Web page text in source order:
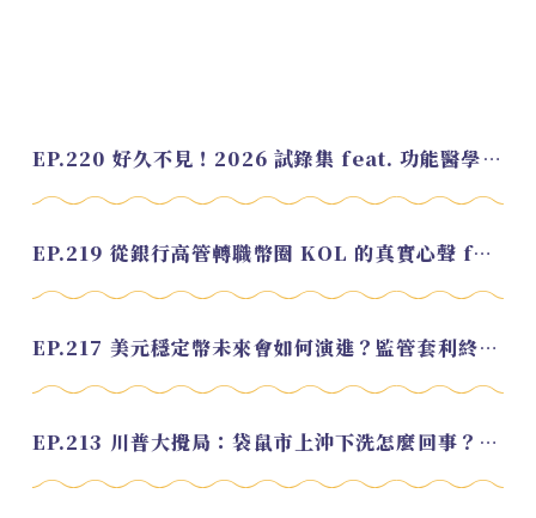
EP.220 好久不見！2026 試錄集 feat. 功能醫學營養師 美寶
EP.219 從銀行高管轉職幣圈 KOL 的真實心聲 feat.龜大
EP.217 美元穩定幣未來會如何演進？監管套利終將收斂？feat. 研究員 余哲安
EP.213 川普大攪局：袋鼠市上沖下洗怎麼回事？feat. Alvin